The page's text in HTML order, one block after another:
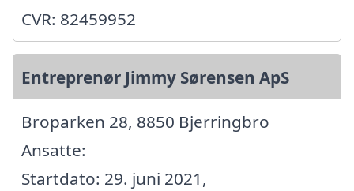
CVR: 82459952
Entreprenør Jimmy Sørensen ApS
Broparken 28, 8850 Bjerringbro
Ansatte:
Startdato: 29. juni 2021,